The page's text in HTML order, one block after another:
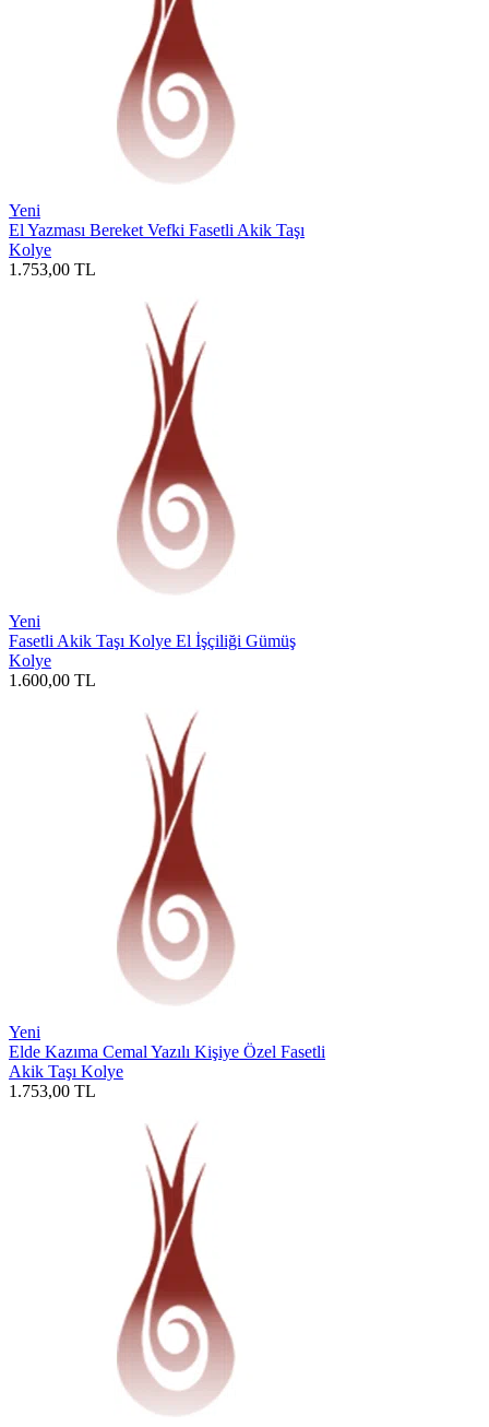
Yeni
El Yazması Bereket Vefki Fasetli Akik Taşı
Kolye
1.753,00 TL
Yeni
Fasetli Akik Taşı Kolye El İşçiliği Gümüş
Kolye
1.600,00 TL
Yeni
Elde Kazıma Cemal Yazılı Kişiye Özel Fasetli
Akik Taşı Kolye
1.753,00 TL